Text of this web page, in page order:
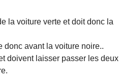
la voiture verte et doit donc la
donc avant la voiture noire..
doivent laisser passer les deux